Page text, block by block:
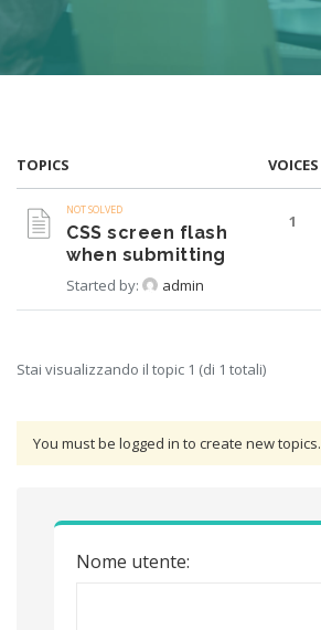
TOPICS VOICES
NOT SOLVED
CSS screen flash
when submitting
Started by: admin
1
Stai visualizzando il topic 1 (di 1 totali)
You must be logged in to create new topics.
Nome utente: